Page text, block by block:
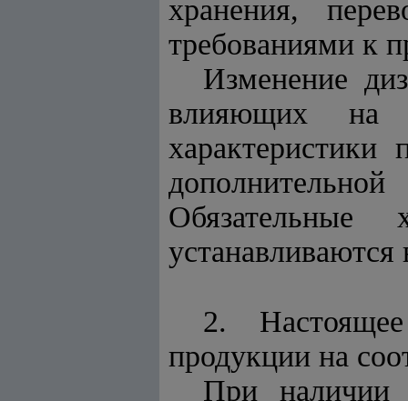
хранения,
требованиями к
Изменение
влияющих на
характеристики
Обязательные
устанавливаются
2.
продукции на
При наличии